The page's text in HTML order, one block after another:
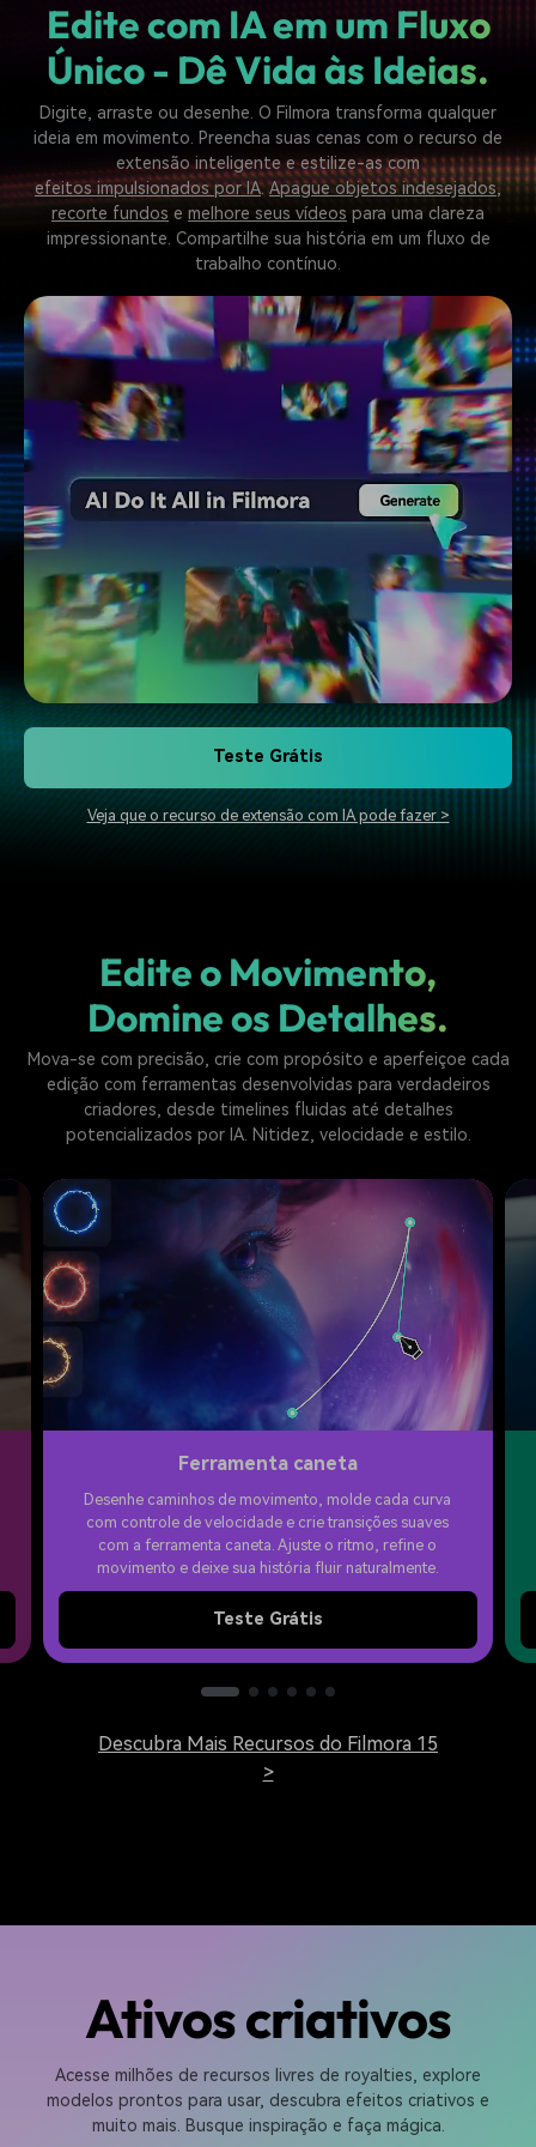
Edite com IA em um Fluxo
Único - Dê Vida às Ideias.
Digite, arraste ou desenhe. O Filmora transforma qualquer
ideia em movimento. Preencha suas cenas com o recurso de
extensão inteligente e estilize-as com
efeitos impulsionados por IA.Apague objetos indesejados,
recorte fundos e melhore seus vídeos para uma clareza
impressionante. Compartilhe sua história em um fluxo de
trabalho contínuo.
Teste Grátis
Veja que o recurso de extensão com IA pode fazer >
Edite o Movimento,
Domine os Detalhes.
Mova-se com precisão, crie com propósito e aperfeiçoe cada
edição com ferramentas desenvolvidas para verdadeiros
criadores, desde timelines fluidas até detalhes
potencializados por IA. Nitidez, velocidade e estilo.
Ferramenta caneta
Desenhe caminhos de movimento, molde cada curva
com controle de velocidade e crie transições suaves
com a ferramenta caneta. Ajuste o ritmo, refine o
movimento e deixe sua história fluir naturalmente.
Teste Grátis
Descubra Mais Recursos do Filmora 15
>
Ativos criativos
Acesse milhões de recursos livres de royalties, explore
modelos prontos para usar, descubra efeitos criativos e
muito mais. Busque inspiração e faça mágica.